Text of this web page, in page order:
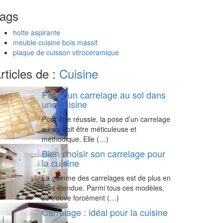
hotte aspirante
meuble cuisine bois massif
plaque de cuisson vitroceramique
de : Cuisine
Poser un carrelage au sol dans
une cuisine
Pour être réussie, la pose d’un carrelage
au sol doit être méticuleuse et
méthodique. Elle (…)
Bien choisir son carrelage pour
la cuisine
La gamme des carrelages est de plus en
plus étendue. Parmi tous ces modèles,
se trouve forcément (…)
Carrelage : idéal pour la cuisine